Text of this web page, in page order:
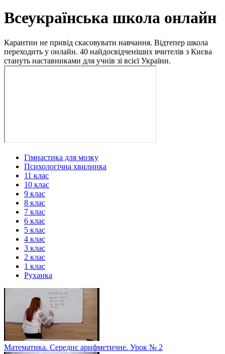
Всеукраїнська школа онлайн
Карантин не привід скасовувати навчання. Відтепер школа
переходить у онлайн. 40 найдосвідченіших вчителів з Києва
стануть наставниками для учнів зі всієї України.
Гімнастика для мозку
Психологічна хвилинка
11 клас
10 клас
9 клас
8 клас
7 клас
6 клас
5 клас
4 клас
3 клас
2 клас
1 клас
Руханка
Математика. Середнє арифметичне. Урок № 2